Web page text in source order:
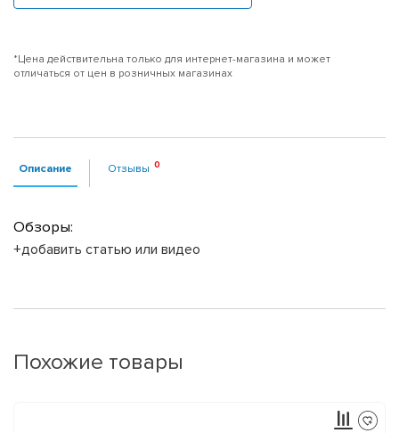
*Цена действительна только для интернет-магазина и может
отличаться от цен в розничных магазинах
Описание Отзывы
Обзоры:
+добавить статью или видео
Похожие товары